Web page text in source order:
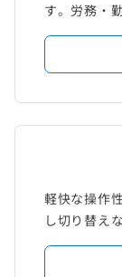
す。労務・
軽快な操作
し切り替え